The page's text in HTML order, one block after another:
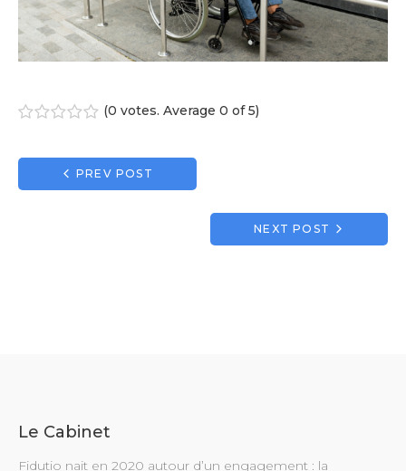
(0 votes. Average 0 of 5)
Navigation
de
PREV POST
NEXT POST
Le Cabinet
Fidutio nait en 2020 autour d’un engagement : la